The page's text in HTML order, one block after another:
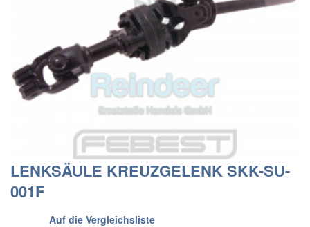
LENKSÄULE KREUZGELENK SKK-SU-
001F
Auf die Vergleichsliste